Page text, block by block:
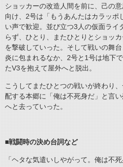
ショッカーの改造人間を前に、己の
向け、2号は「もうあんたはカラッポ
い声で歓迎。並び立つ3人の仮面ライ
らず、ひとり、またひとりとショッ
を撃破していった。そして戦いの舞
炎に包まれるなか、2号と1号は地下
たV3を抱えて屋外へと脱出。
こうしてまたひとつの戦いが終わり
配する本郷に「俺は不死身だ」と言
へと去っていった。
■戦闘時の決め台詞など
「ヘタな気遣いしやがって。俺は不死